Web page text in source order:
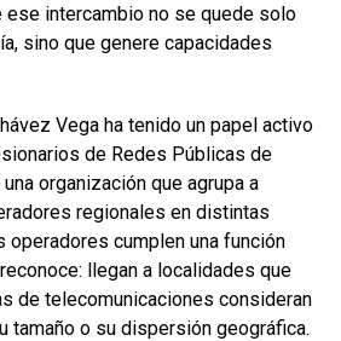
ese intercambio no se quede solo
sino que genere capacidades
Vega ha tenido un papel activo
de Redes Públicas de
organización que agrupa a
regionales en distintas
operadores cumplen una función
llegan a localidades que
de telecomunicaciones consideran
tamaño o su dispersión geográfica.